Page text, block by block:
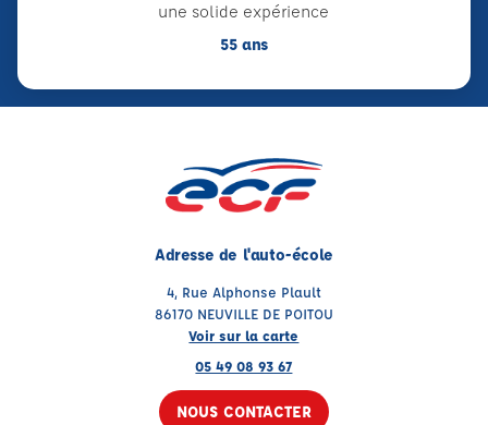
une solide expérience
55 ans
Adresse de l'auto-école
4, Rue Alphonse Plault
86170 NEUVILLE DE POITOU
Voir sur la carte
05 49 08 93 67
NOUS CONTACTER